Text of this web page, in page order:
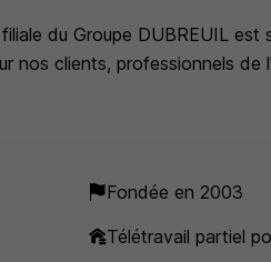
du Groupe DUBREUIL
nos clients, professionnels
Fondée en 2003
Télétravail partiel